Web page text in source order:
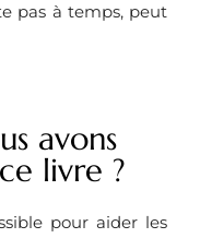
pas à temps, peut
avons
livre ?
pour aider les